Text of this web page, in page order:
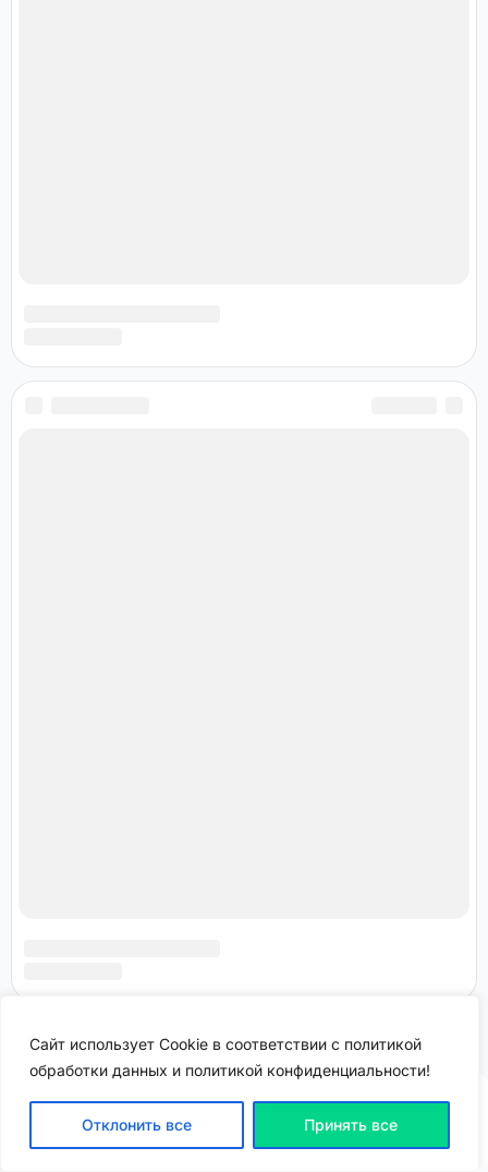
Сайт использует Cookie в соответствии с политикой
обработки данных и политикой конфиденциальности!
Отклонить все Принять все
ВХОД | РЕГИСТРАЦИЯ